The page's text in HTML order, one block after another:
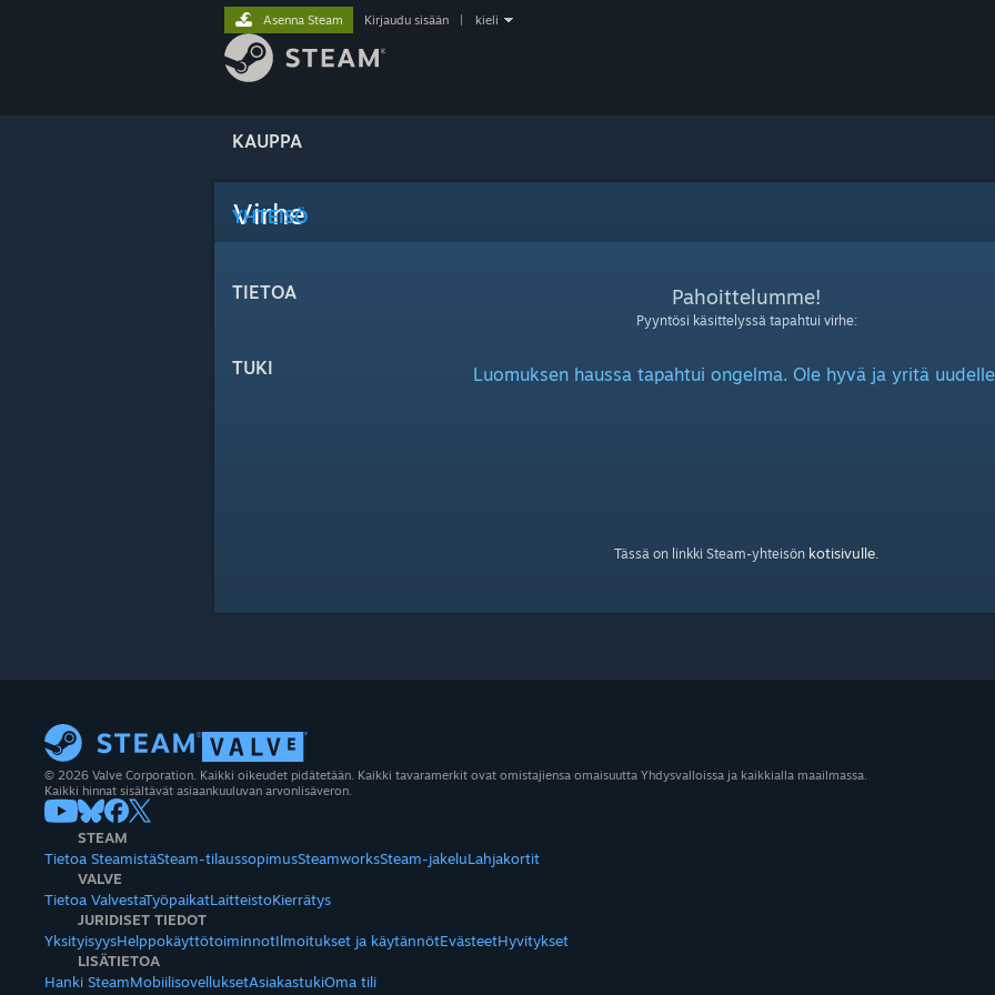
KAUPPA
YHTEISÖ
TIETOA
TUKI
Asenna Steam Kirjaudu sisään kieli
Virhe
Pahoittelumme!
Pyyntösi käsittelyssä tapahtui virhe:
Luomuksen haussa tapahtui ongelma. Ole hyvä ja yritä
Tässä on linkki Steam-yhteisön kotisivulle.
© 2026 Valve Corporation. Kaikki oikeudet pidätetään. Kaikki tavaramerkit ovat omistajiensa omaisuutta Yhdysvalloissa ja kaikkialla maailmassa.
Kaikki hinnat sisältävät asiaankuuluvan arvonlisäveron.
STEAM
Tietoa SteamistäSteam-tilaussopimusSteamworksSteam-jakeluLahjakortit
VALVE
Tietoa ValvestaTyöpaikatLaitteistoKierrätys
JURIDISET TIEDOT
YksityisyysHelppokäyttötoiminnotIlmoitukset ja käytännötEvästeetHyvitykset
LISÄTIETOA
Hanki SteamMobiilisovelluksetAsiakastukiOma tili